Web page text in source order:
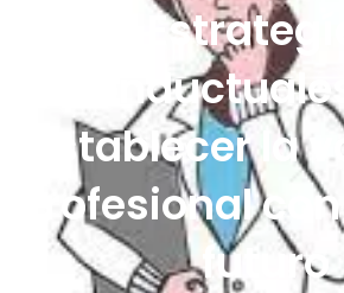
establecer la
Profesional
futuro